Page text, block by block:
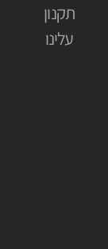
תקנון
עלינו